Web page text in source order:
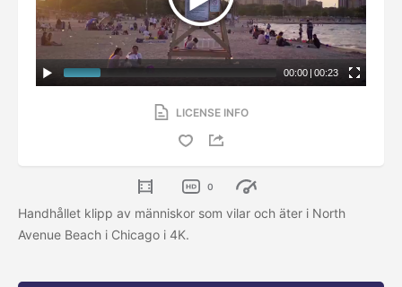
00:00 | 00:23
LICENSE INFO
0
Handhållet klipp av människor som vilar och äter i North
Avenue Beach i Chicago i 4K.